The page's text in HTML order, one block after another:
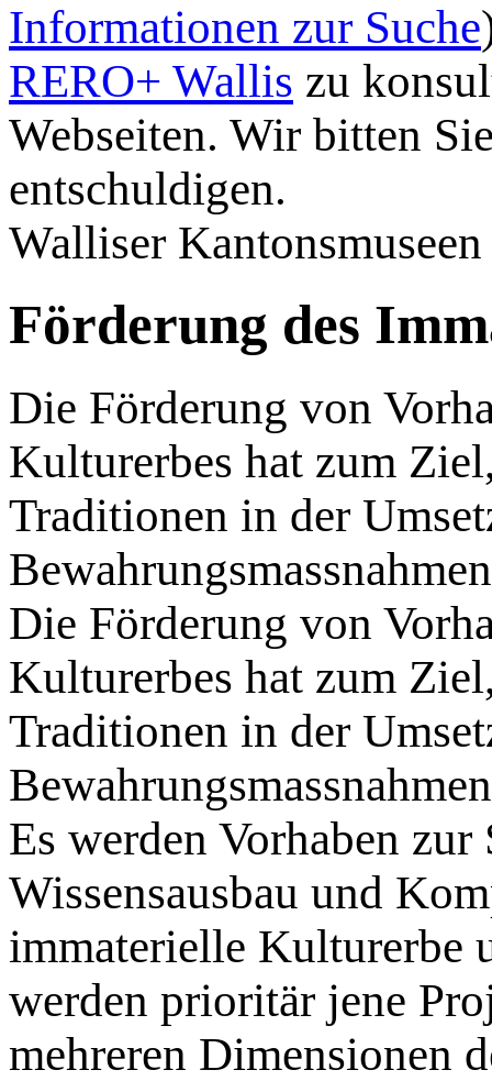
Informationen zur Suche
RERO+ Wallis zu
Webseiten. Wir bitten
entschuldigen.
Walliser Kantonsmuseen
Förderung des
Die Förderung von
Kulturerbes hat zum
Traditionen in der
Die Förderung von
Kulturerbes hat zum
Traditionen in der
Es werden Vorhaben
Wissensausbau und
immaterielle Kulturerbe
werden prioritär jene
mehreren Dimensionen